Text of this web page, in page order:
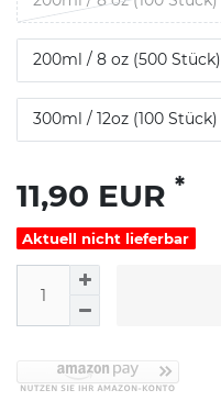
200ml / 8 oz (500 Stück)
300ml / 12oz (100 Stück)
11,90 EUR *
Aktuell nicht lieferbar